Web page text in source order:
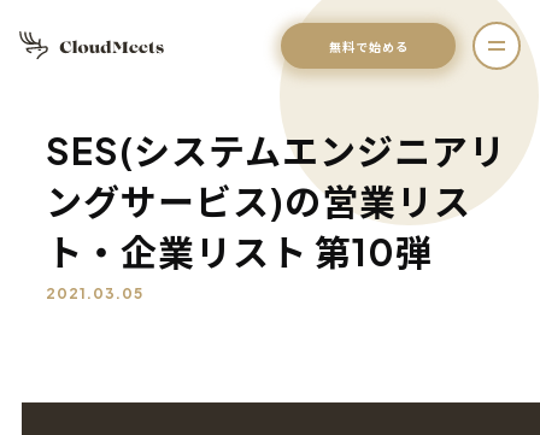
無料で始める
SES(システムエンジニアリ
ングサービス)の営業リス
ト・企業リスト 第10弾
2021.03.05